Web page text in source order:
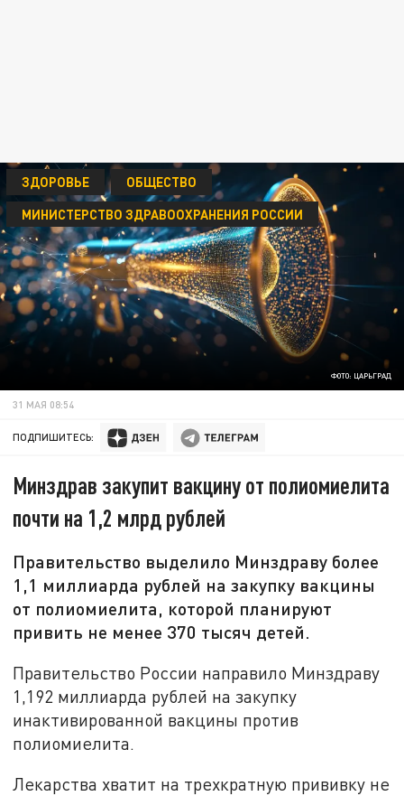
ФОТО: ЦАРЬГРАД
ЗДОРОВЬЕ
ОБЩЕСТВО
МИНИСТЕРСТВО ЗДРАВООХРАНЕНИЯ РОССИИ
31 МАЯ 08:54
ПОДПИШИТЕСЬ:
Минздрав закупит вакцину от полиомиелита
почти на 1,2 млрд рублей
Правительство выделило Минздраву более
1,1 миллиарда рублей на закупку вакцины
от полиомиелита, которой планируют
привить не менее 370 тысяч детей.
Правительство России направило Минздраву
1,192 миллиарда рублей на закупку
инактивированной вакцины против
полиомиелита.
Лекарства хватит на трехкратную прививку не